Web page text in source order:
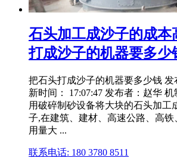
石头加工成沙子的成本
打成沙子的机器要多少
把石头打成沙子的机器要多少钱 发
新时间： 17:07:47 发布者：赵华
用破碎制砂设备将大块的石头加工
子,在建筑、建材、高速公路、高
用量大 ...
联系电话: 180 3780 8511